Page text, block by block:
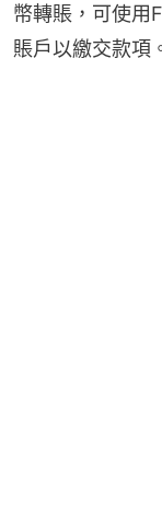
幣轉賬，可使用
賬戶以繳交款項